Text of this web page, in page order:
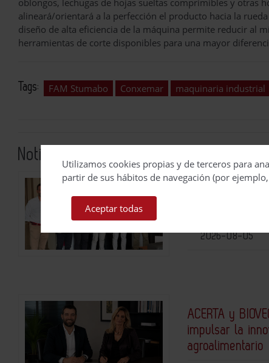
oblongos, lechugas de hojas sueltas comprimibles y otras
alineará/orientará a la perfección el producto hacia la
diseño de alta eficiencia de la máquina permite reducir al
herramientas de corte disponibles para una mayor
Tags: FAM Stumabo Conxemar maquinaria industrial
Noticias relacionadas
2026-08-05
ACERTA y
impulsar la
agroalimentario
Utilizamos cookies propias y de terceros para
partir de sus hábitos de navegación (por
Aceptar todas